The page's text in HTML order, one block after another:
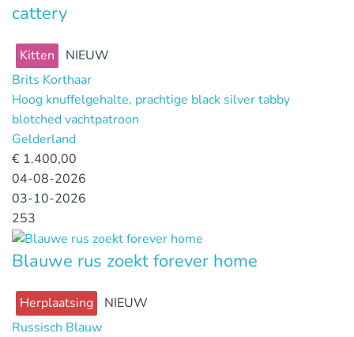
cattery
Kitten
NIEUW
Brits Korthaar
Hoog knuffelgehalte, prachtige black silver tabby
blotched vachtpatroon
Gelderland
€ 1.400,00
04-08-2026
03-10-2026
253
Blauwe rus zoekt forever home
Herplaatsing
NIEUW
Russisch Blauw